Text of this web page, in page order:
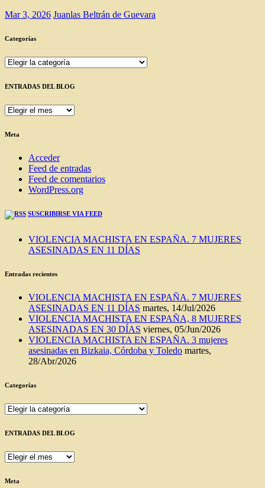
Mar 3, 2026 Juanlas Beltrán de Guevara
Categorías
Categorías
ENTRADAS DEL BLOG
ENTRADAS
BLOG
Meta
Acceder
Feed de entradas
Feed de comentarios
WordPress.org
SUSCRIBIRSE VIA FEED
VIOLENCIA MACHISTA EN ESPAÑA. 7 MUJERES
ASESINADAS EN 11 DÍAS
Entradas recientes
VIOLENCIA MACHISTA EN ESPAÑA. 7 MUJERES
ASESINADAS EN 11 DÍAS martes, 14/Jul/2026
VIOLENCIA MACHISTA EN ESPAÑA, 8 MUJERES
ASESINADAS EN 30 DÍAS viernes, 05/Jun/2026
VIOLENCIA MACHISTA EN ESPAÑA. 3 mujeres
asesinadas en Bizkaia, Córdoba y Toledo martes,
28/Abr/2026
Categorías
Categorías
ENTRADAS DEL BLOG
ENTRADAS
BLOG
Meta